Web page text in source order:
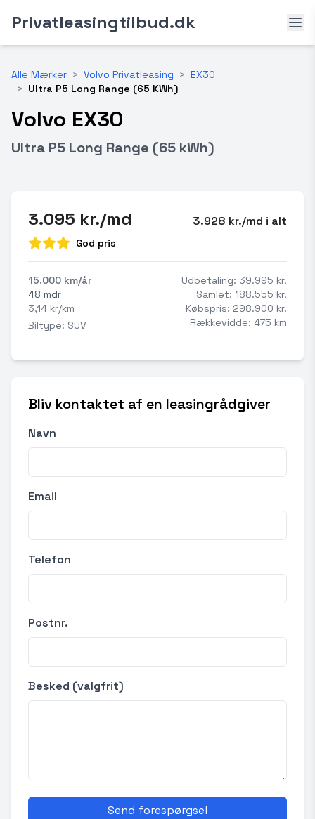
Privatleasingtilbud.dk
Alle Mærker > Volvo Privatleasing > EX30
> Ultra P5 Long Range (65 KWh)
Volvo EX30
Ultra P5 Long Range (65 kWh)
3.095 kr./md 3.928 kr./md i alt
God pris
15.000 km/år
48 mdr
3,14 kr/km
Biltype: SUV
Udbetaling: 39.995 kr.
Samlet: 188.555 kr.
Købspris: 298.900 kr.
Rækkevidde: 475 km
Bliv kontaktet af en leasingrådgiver
Navn
Email
Telefon
Postnr.
Besked (valgfrit)
Send forespørgsel